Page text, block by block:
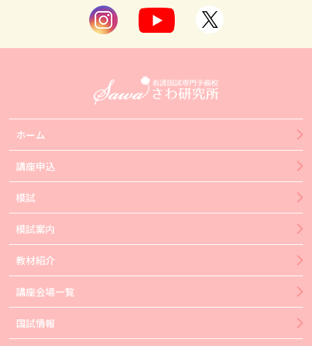
ホーム
講座申込
模試
模試案内
教材紹介
講座会場一覧
国試情報